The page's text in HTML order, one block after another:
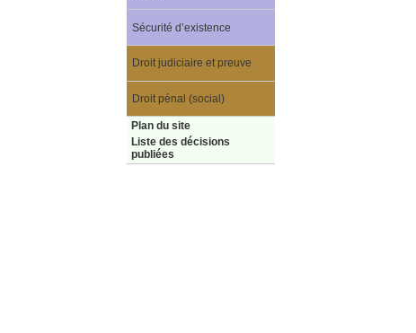
Sécurité d’existence
Droit judiciaire et preuve
Droit pénal (social)
Plan du site
Liste des décisions
publiées